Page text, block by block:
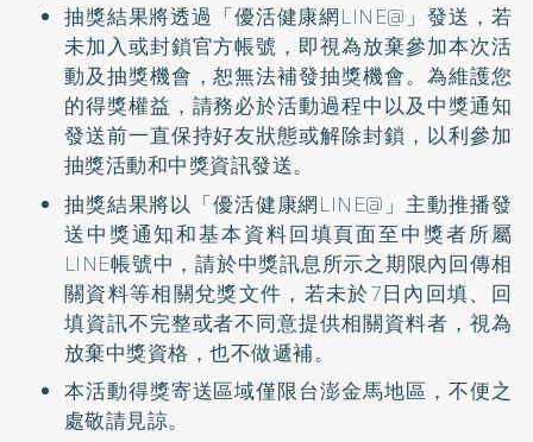
抽獎結果將透過「優活健康網LINE@」發送，若
未加入或封鎖官方帳號，即視為放棄參加本次活
動及抽獎機會，恕無法補發抽獎機會。為維護您
的得獎權益，請務必於活動過程中以及中獎通知
發送前一直保持好友狀態或解除封鎖，以利參加
抽獎活動和中獎資訊發送。
抽獎結果將以「優活健康網LINE@」主動推播發
送中獎通知和基本資料回填頁面至中獎者所屬
LINE帳號中，請於中獎訊息所示之期限內回傳相
關資料等相關兌獎文件，若未於7日內回填、回
填資訊不完整或者不同意提供相關資料者，視為
放棄中獎資格，也不做遞補。
本活動得獎寄送區域僅限台澎金馬地區，不便之
處敬請見諒。